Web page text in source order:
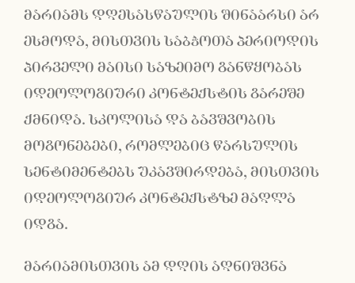
მარიამს დღესასწაულის შინაარსი არ
ესმოდა, მისთვის საბჭოთა პერიოდის
პირველი მაისი საზეიმო განწყობას
იდეოლოგიური კონტექსტის გარეშე
ქმნიდა. სკოლისა და ბავშვობის
მოგონებები, რომლებიც წარსულის
სენტიმენტებს უკავშირდება, მისთვის
იდეოლოგიურ კონტექსტზე მაღლა
იდგა.
მარიამისთვის ამ დღის აღნიშვნა